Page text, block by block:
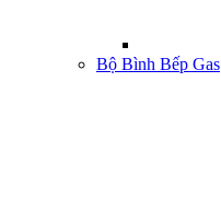
Bộ Bình Bếp Gas